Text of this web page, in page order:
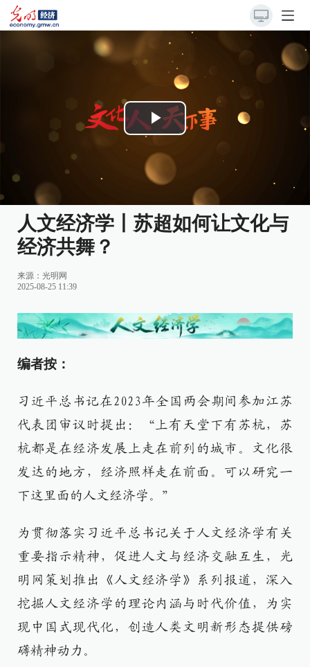
Play
Video
人文经济学丨苏超如何让文化与
经济共舞？
来源： 光明网
2025-08-25 11:39
编者按：
习近平总书记在2023年全国两会期间参加江苏
代表团审议时提出：“上有天堂下有苏杭，苏
杭都是在经济发展上走在前列的城市。文化很
发达的地方，经济照样走在前面。可以研究一
下这里面的人文经济学。”
为贯彻落实习近平总书记关于人文经济学有关
重要指示精神，促进人文与经济交融互生，光
明网策划推出《人文经济学》系列报道，深入
挖掘人文经济学的理论内涵与时代价值，为实
现中国式现代化，创造人类文明新形态提供磅
礴精神动力。